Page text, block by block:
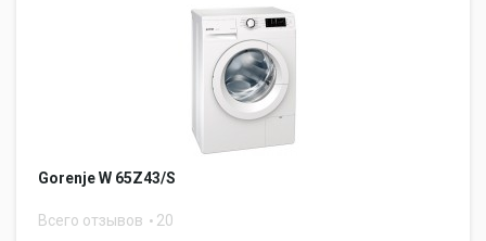
Gorenje W 65Z43/S
Всего отзывов 20